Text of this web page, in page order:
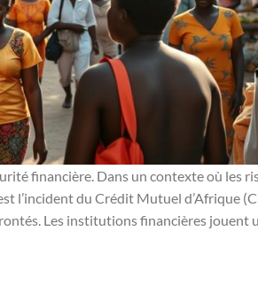
financière. Dans un contexte où les
l’incident du Crédit Mutuel d’Afrique
Les institutions financières jouent